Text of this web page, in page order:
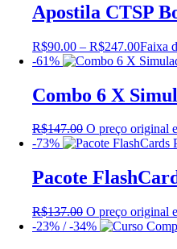
Apostila CTSP
R$90.00 – R$247.00Faixa
-61%
Combo 6 X
R$147.00 O preço original
-73%
Pacote
R$137.00 O preço original
-23% / -34%